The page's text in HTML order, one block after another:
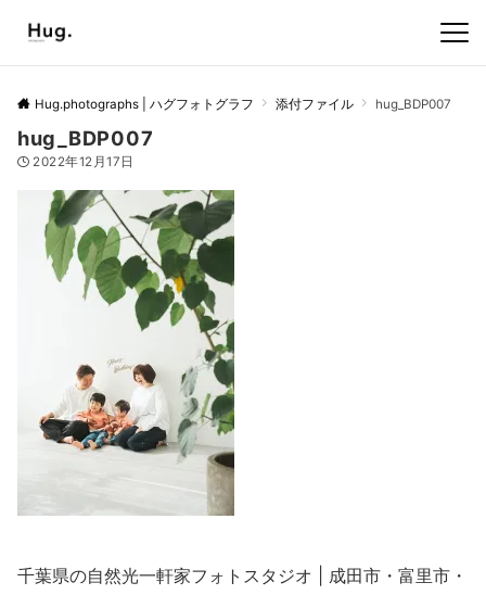
Hug.photographs | ハグフォトグラフ 添付ファイル hug_BDP007
hug_BDP007
2022年12月17日
千葉県の自然光一軒家フォトスタジオ | 成田市・富里市・